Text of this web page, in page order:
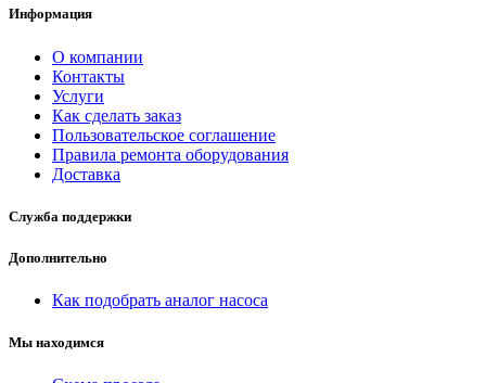
Информация
О компании
Контакты
Услуги
Как сделать заказ
Пользовательское соглашение
Правила ремонта оборудования
Доставка
Служба поддержки
Дополнительно
Как подобрать аналог насоса
Мы находимся